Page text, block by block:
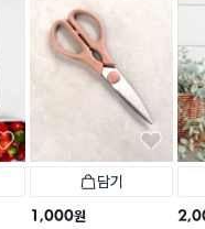
담기
1,000원